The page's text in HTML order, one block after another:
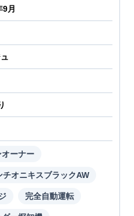
9月
オーナー
チオニキスブラックAW
完全自動運転